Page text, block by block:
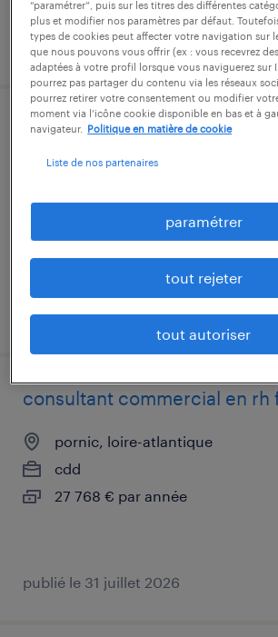
publié le 3 août 2026
senior specialist, talent
(resp. compte) - f/h
brûlon, sarthe
26 000 € - 28 000 € par année
publié le 31 juillet 2026
consultant commercial en rh
pornic, loire-atlantique
cdd
27 768 € par année
publié le 31 juillet 2026
“paramétrer”, puis sur les titres des différentes
plus et modifier nos paramètres par défaut.
types de cookies peut affecter votre navigation sur
que nous pouvons vous offrir (ex : vous recevrez
adaptées à votre profil lorsque vous naviguerez sur
pourrez pas partager du contenu via les réseaux
pourrez retirer votre consentement ou modifier
moment via l’icône cookie disponible en bas et à
navigateur.
Politique en matière de cookie
Liste de nos partenaires
paramétrer
tout rejeter
tout autoriser